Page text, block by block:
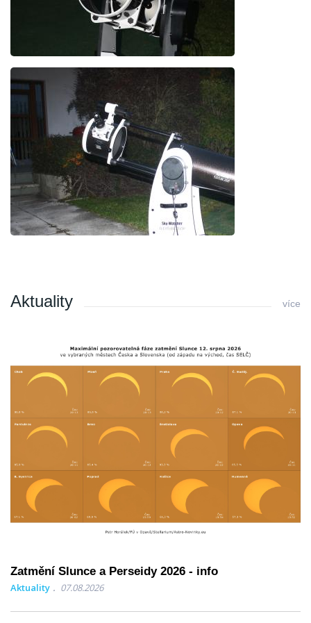
Aktuality více
Zatmění Slunce a Perseidy 2026 - info
Aktuality 07.08.2026